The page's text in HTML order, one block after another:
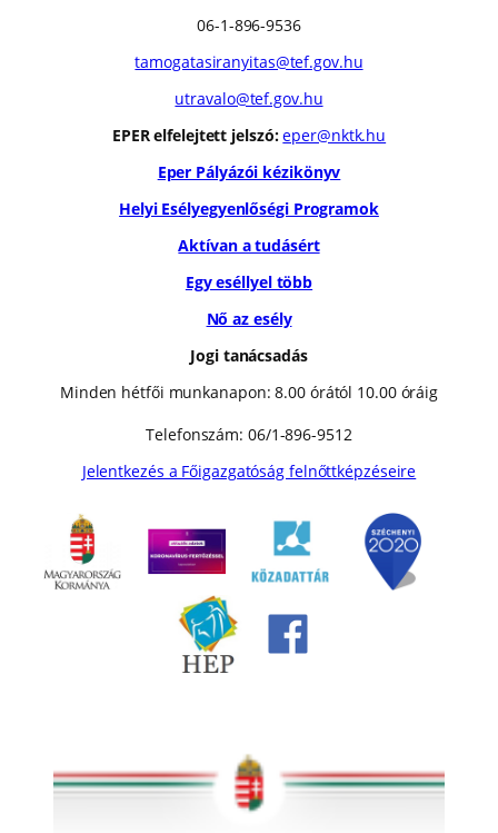
06-1-896-9536
tamogatasiranyitas@tef.gov.hu
utravalo@tef.gov.hu
EPER elfelejtett jelszó: eper@nktk.hu
Eper Pályázói kézikönyv
Helyi Esélyegyenlőségi Programok
Aktívan a tudásért
Egy eséllyel több
Nő az esély
Jogi tanácsadás
Minden hétfői munkanapon: 8.00 órától 10.00 óráig
Telefonszám: 06/1-896-9512
Jelentkezés a Főigazgatóság felnőttképzéseire